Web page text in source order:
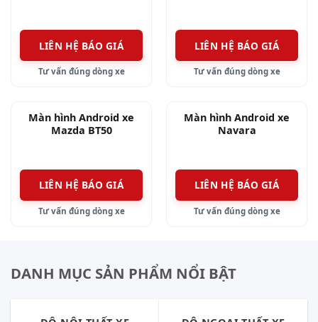
Màn hình Android xe HRV 2018 được thiết kế với
kích thước vừa vặn trên taplo. Các dây điện và
giắc cắm có khả năng chịu nhiệt cao, an toàn với
LIÊN HỆ BÁO GIÁ
Tư vấn đúng dòng xe
LIÊN HỆ BÁO GIÁ
Tư vấn đúng dòng xe
Màn hình Android xe
Mazda BT50
LIÊN HỆ BÁO GIÁ
Tư vấn đúng dòng xe
Màn hình Android xe
Navara
LIÊN HỆ BÁO GIÁ
Tư vấn đúng dòng xe
DANH MỤC SẢN PHẨM NỔI BẬT